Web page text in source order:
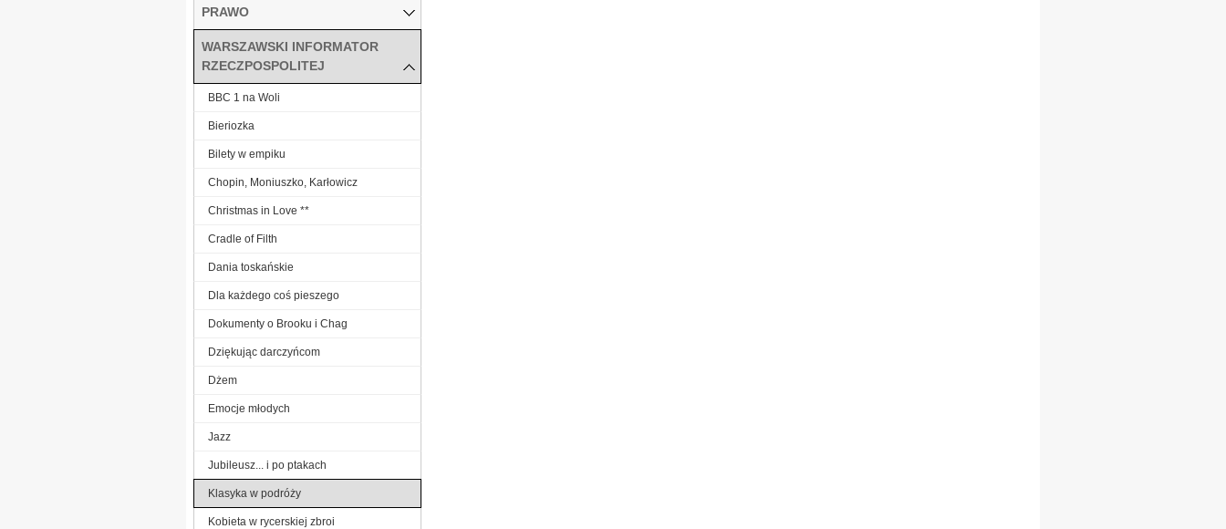
PRAWO
WARSZAWSKI INFORMATOR
RZECZPOSPOLITEJ
BBC 1 na Woli
Bieriozka
Bilety w empiku
Chopin, Moniuszko, Karłowicz
Christmas in Love **
Cradle of Filth
Dania toskańskie
Dla każdego coś pieszego
Dokumenty o Brooku i Chag
Dziękując darczyńcom
Dżem
Emocje młodych
Jazz
Jubileusz... i po ptakach
Klasyka w podróży
Kobieta w rycerskiej zbroi